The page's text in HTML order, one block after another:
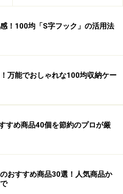
ティーグッズまで、品揃え豊
ショップは個人で利用可能で
要があります。大量注文した
トストア」ではなく「ダイソ
らまとめ買いが可能です。除
ア用品などの消耗品のまとめ
景品、まとまった数が必要な
品を購入するときには、「ダ
」が便利です。
の送料は、1回の注文の合計
！100均「S字フック」の活用法
万能でおしゃれな100均収納ケー
すめ商品40個を節約のプロが厳
おすすめ商品30選！人気商品か